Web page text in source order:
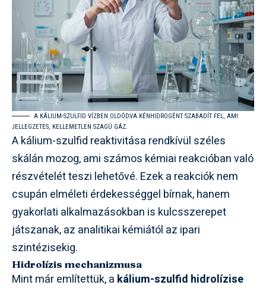
A KÁLIUM-SZULFID VÍZBEN OLDÓDVA KÉNHIDROGÉNT SZABADÍT FEL, AMI
JELLEGZETES, KELLEMETLEN SZAGÚ GÁZ.
A kálium-szulfid reaktivitása rendkívül széles
skálán mozog, ami számos kémiai reakcióban való
részvételét teszi lehetővé. Ezek a reakciók nem
csupán elméleti érdekességgel bírnak, hanem
gyakorlati alkalmazásokban is kulcsszerepet
játszanak, az analitikai kémiától az ipari
szintézisekig.
Hidrolízis mechanizmusa
Mint már említettük, a kálium-szulfid hidrolízise